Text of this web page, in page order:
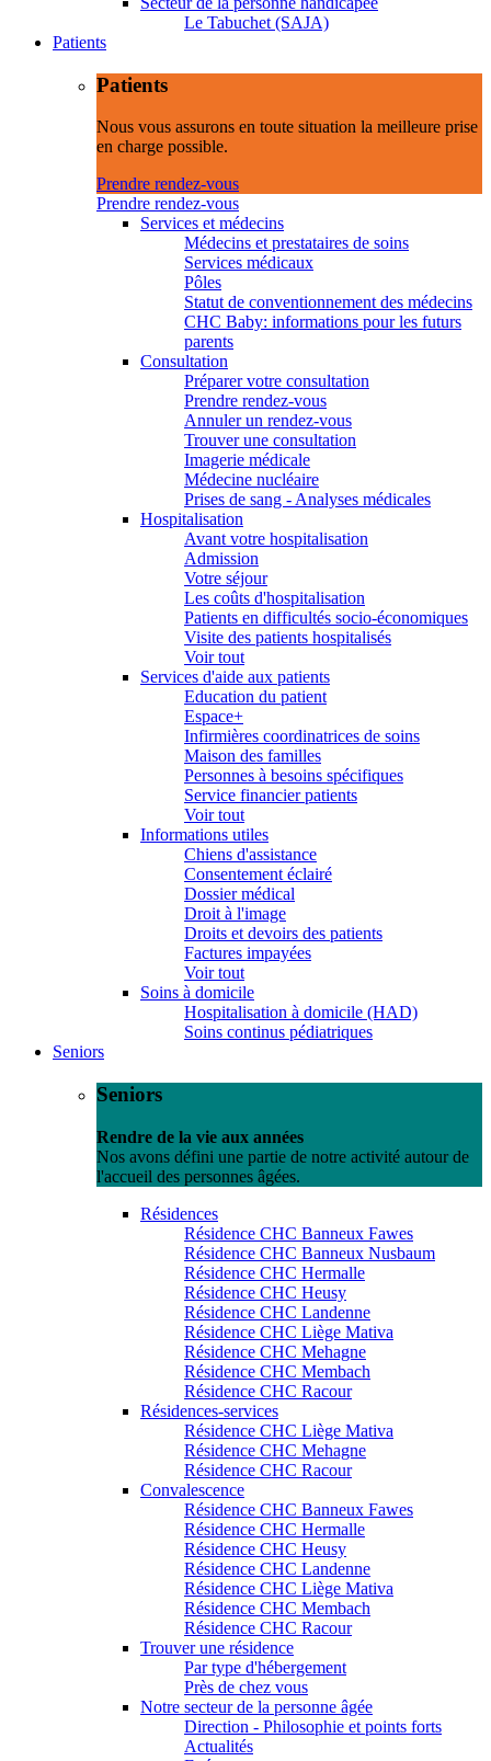
Le Tabuchet (SAJA)
Patients
Patients
Nous vous assurons en toute situation la meilleure prise
en charge possible.
Prendre rendez-vous
Prendre rendez-vous
Services et médecins
Médecins et prestataires de soins
Services médicaux
Pôles
Statut de conventionnement des médecins
CHC Baby: informations pour les futurs
parents
Consultation
Préparer votre consultation
Prendre rendez-vous
Annuler un rendez-vous
Trouver une consultation
Imagerie médicale
Médecine nucléaire
Prises de sang - Analyses médicales
Hospitalisation
Avant votre hospitalisation
Admission
Votre séjour
Les coûts d'hospitalisation
Patients en difficultés socio-économiques
Visite des patients hospitalisés
Voir tout
Services d'aide aux patients
Education du patient
Espace+
Infirmières coordinatrices de soins
Maison des familles
Personnes à besoins spécifiques
Service financier patients
Voir tout
Informations utiles
Chiens d'assistance
Consentement éclairé
Dossier médical
Droit à l'image
Droits et devoirs des patients
Factures impayées
Voir tout
Soins à domicile
Hospitalisation à domicile (HAD)
Soins continus pédiatriques
Seniors
Seniors
Rendre de la vie aux années
Nos avons défini une partie de notre activité autour de
l'accueil des personnes âgées.
Résidences
Résidence CHC Banneux Fawes
Résidence CHC Banneux Nusbaum
Résidence CHC Hermalle
Résidence CHC Heusy
Résidence CHC Landenne
Résidence CHC Liège Mativa
Résidence CHC Mehagne
Résidence CHC Membach
Résidence CHC Racour
Résidences-services
Résidence CHC Liège Mativa
Résidence CHC Mehagne
Résidence CHC Racour
Convalescence
Résidence CHC Banneux Fawes
Résidence CHC Hermalle
Résidence CHC Heusy
Résidence CHC Landenne
Résidence CHC Liège Mativa
Résidence CHC Membach
Résidence CHC Racour
Trouver une résidence
Par type d'hébergement
Près de chez vous
Notre secteur de la personne âgée
Direction - Philosophie et points forts
Actualités